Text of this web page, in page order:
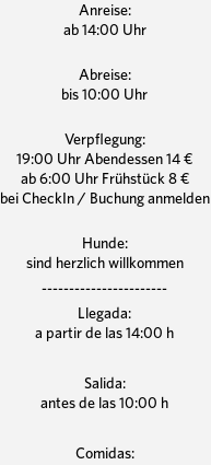
Anreise:
ab 14:00 Uhr
Abreise:
bis 10:00 Uhr
Verpflegung:
19:00 Uhr Abendessen 14 €
ab 6:00 Uhr Frühstück 8 €
bei CheckIn / Buchung anmelden
Hunde:
sind herzlich willkommen
-----------------------
Llegada:
a partir de las 14:00 h
Salida:
antes de las 10:00 h
Comidas: